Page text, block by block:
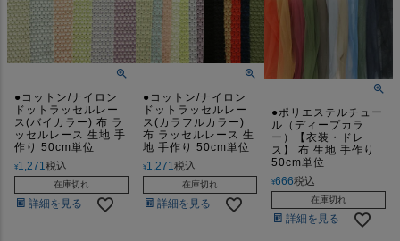
●コットン/ナイロン
ドットラッセルレー
ス(バイカラー) 布 ラ
ッセルレース 生地 手
作り 50cm単位
¥1,271税込
在庫切れ
詳細を見る
●コットン/ナイロン
ドットラッセルレー
ス(カラフルカラー)
布 ラッセルレース 生
地 手作り 50cm単位
¥1,271税込
在庫切れ
詳細を見る
●ポリエステルチュー
ル（ディープカラ
ー）【衣装・ドレ
ス】 布 生地 手作り
50cm単位
¥666税込
在庫切れ
詳細を見る